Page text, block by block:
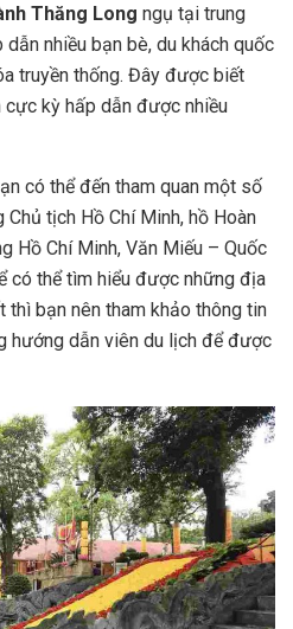
Thăng Long ngụ tại trung
nhiều bạn bè, du khách quốc
truyền thống. Đây được biết
kỳ hấp dẫn được nhiều
có thể đến tham quan một số
tịch Hồ Chí Minh, hồ Hoàn
Hồ Chí Minh, Văn Miếu – Quốc
có thể tìm hiểu được những địa
thì bạn nên tham khảo thông tin
hướng dẫn viên du lịch để được